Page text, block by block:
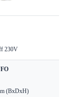
230V
(BxDxH)